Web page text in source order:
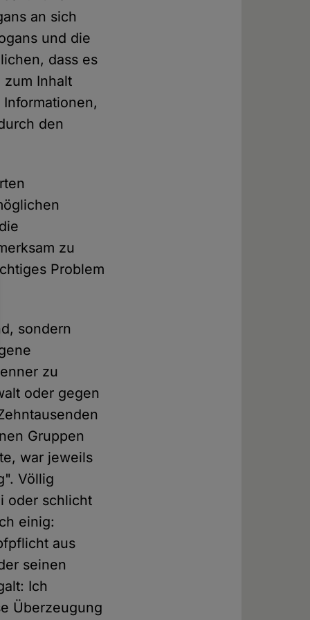
an sich
und die
dass es
Inhalt
den
zu
Problem
sondern
zu
oder gegen
Gruppen
war jeweils
Völlig
oder schlicht
einig:
aus
seinen
Ich
Überzeugung